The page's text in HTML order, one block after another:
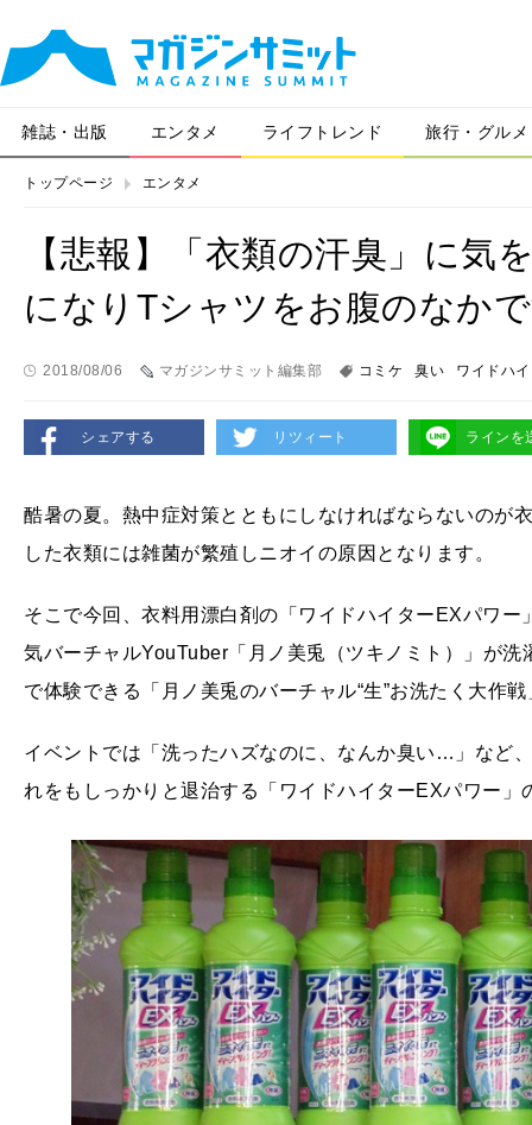
雑誌・出版 エンタメ ライフトレンド 旅行・グルメ
トップページ エンタメ
【悲報】「衣類の汗臭」に気
になりTシャツをお腹のなか
2018/08/06 マガジンサミット編集部 コミケ 臭い ワイドハ
シェアする リツィート ラインを
酷暑の夏。熱中症対策とともにしなければならないのが
した衣類には雑菌が繁殖しニオイの原因となります。
そこで今回、衣料用漂白剤の「ワイドハイターEXパワ
気バーチャルYouTuber「月ノ美兎（ツキノミト）」が
で体験できる「月ノ美兎のバーチャル“生”お洗たく大作
イベントでは「洗ったハズなのに、なんか臭い…」など
れをもしっかりと退治する「ワイドハイターEXパワー」